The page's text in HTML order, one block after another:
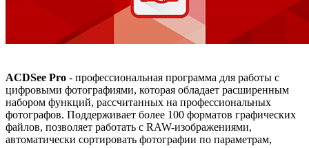
ACDSee Pro - профессиональная программа для работы с
цифровыми фотографиями, которая обладает расширенным
набором функций, рассчитанных на профессиональных
фотографов. Поддерживает более 100 форматов графических
файлов, позволяет работать с RAW-изображениями,
автоматически сортировать фотографии по параметрам,